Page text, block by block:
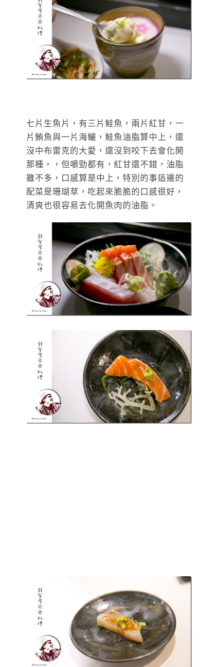
七片生魚片，有三片鮭魚，兩片紅甘，一
片鮪魚與一片海鱺，鮭魚油脂算中上，還
沒中布雷克的大愛，還沒到咬下去會化開
那種，，但嚼勁都有，紅甘還不錯，油脂
雖不多，口感算是中上，特別的事這邊的
配菜是珊瑚草，吃起來脆脆的口感很好，
清爽也很容易去化開魚肉的油脂。